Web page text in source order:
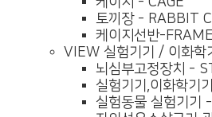
토끼장 - RABBIT
케이지선반-
VIEW 실험기기 / 이화학
뇌심부고정장치 -
실험기기,이화학
실험동물 실험기